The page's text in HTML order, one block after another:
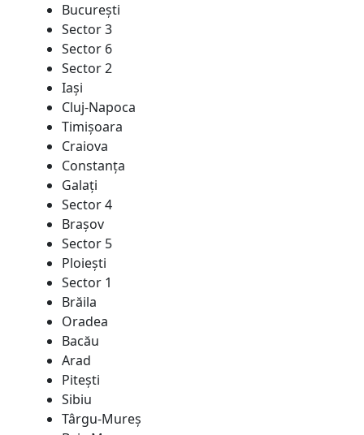
București
Sector 3
Sector 6
Sector 2
Iaşi
Cluj-Napoca
Timişoara
Craiova
Constanţa
Galaţi
Sector 4
Braşov
Sector 5
Ploieşti
Sector 1
Brăila
Oradea
Bacău
Arad
Piteşti
Sibiu
Târgu-Mureş